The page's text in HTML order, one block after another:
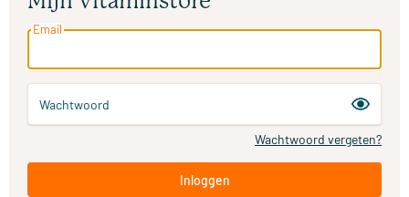
Email
Wachtwoord
Wachtwoord vergeten?
Inloggen